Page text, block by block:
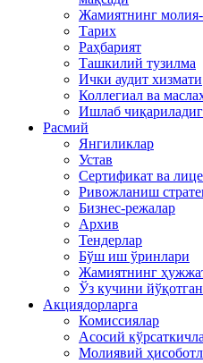
Жамиятнинг
Тарих
Раҳбарият
Ташкилий тузилма
Ички аудит хизмати
Коллегиал ва
Ишлаб
Расмий
Янгиликлар
Устав
Сертификат ва
Ривожланиш
Бизнес-режалар
Архив
Тендерлар
Бўш иш ўринлари
Жамиятнинг
Ўз кучини
Акциядорларга
Комиссиялар
Асосий
Молиявий